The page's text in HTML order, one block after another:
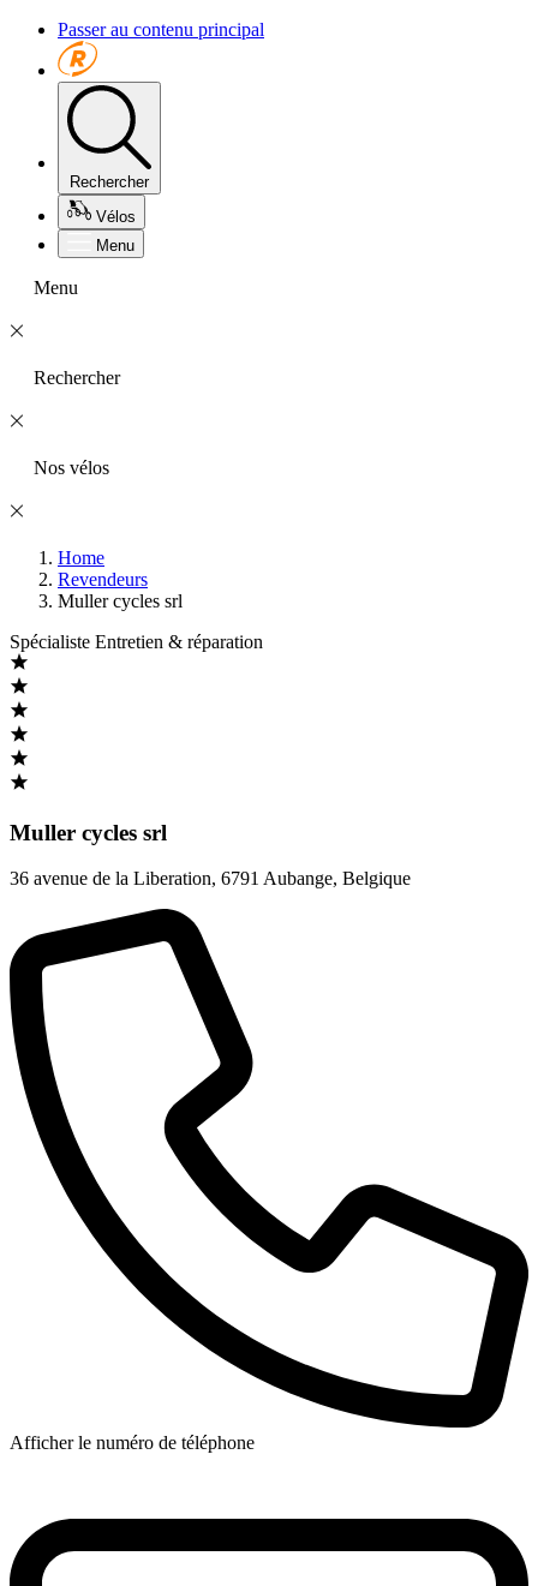
Passer au contenu principal
Rechercher
Vélos
Menu
Menu
Rechercher
Nos vélos
Home
Revendeurs
Muller cycles srl
Spécialiste Entretien & réparation
Muller cycles srl
36 avenue de la Liberation, 6791 Aubange, Belgique
Afficher le numéro de téléphone